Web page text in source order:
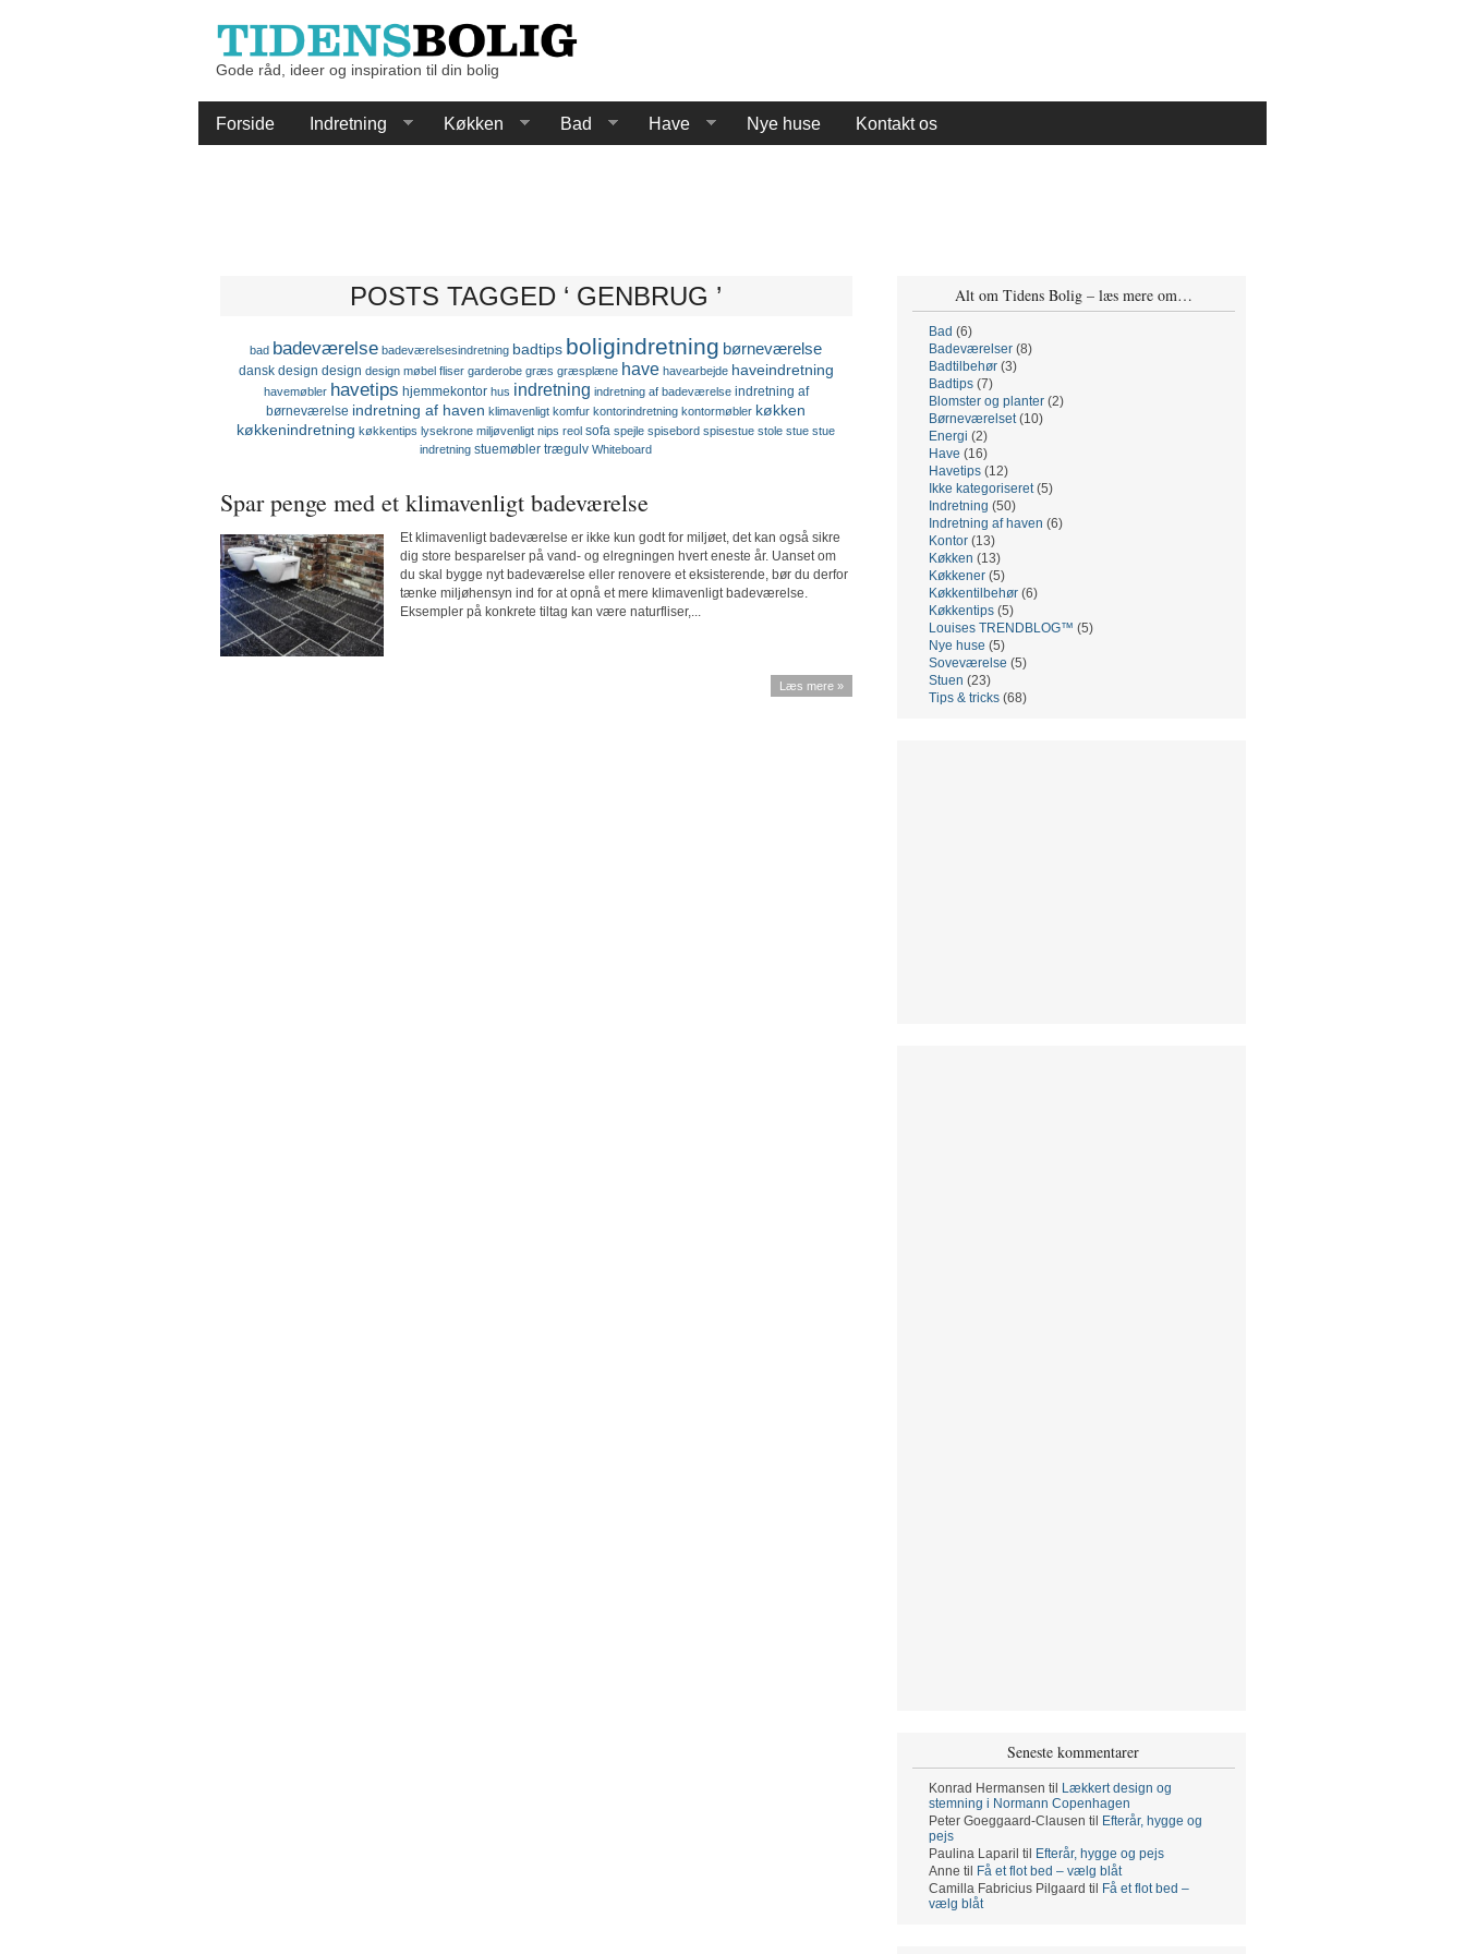
Gode råd, ideer og inspiration til din bolig
Forside Indretning Køkken Bad Have Nye huse Kontakt os
POSTS TAGGED ‘ GENBRUG ’
bad badeværelse badeværelsesindretning badtips boligindretning børneværelse
dansk design design design møbel fliser garderobe græs græsplæne have havearbejde haveindretning
havemøbler havetips hjemmekontor hus indretning indretning af badeværelse indretning af
børneværelse indretning af haven klimavenligt komfur kontorindretning kontormøbler køkken
køkkenindretning køkkentips lysekrone miljøvenligt nips reol sofa spejle spisebord spisestue stole stue stue
indretning stuemøbler trægulv Whiteboard
Spar penge med et klimavenligt badeværelse
Et klimavenligt badeværelse er ikke kun godt for miljøet, det kan også sikre
dig store besparelser på vand- og elregningen hvert eneste år. Uanset om
du skal bygge nyt badeværelse eller renovere et eksisterende, bør du derfor
tænke miljøhensyn ind for at opnå et mere klimavenligt badeværelse.
Eksempler på konkrete tiltag kan være naturfliser,...
Læs mere »
Alt om Tidens Bolig – læs mere om…
Bad (6)
Badeværelser(8)
Badtilbehør(3)
Badtips(7)
Blomster og planter(2)
Børneværelset(10)
Energi (2)
Have (16)
Havetips(12)
Ikke kategoriseret(5)
Indretning (50)
Indretning af haven (6)
Kontor(13)
Køkken (13)
Køkkener(5)
Køkkentilbehør(6)
Køkkentips(5)
Louises TRENDBLOG™ (5)
Nye huse (5)
Soveværelse (5)
Stuen (23)
Tips & tricks(68)
Seneste kommentarer
Konrad Hermansen til
Lækkert design og
stemning i Normann Copenhagen
Peter Goeggaard-Clausen til
Efterår, hygge og
pejs
Paulina Laparil til
Efterår, hygge og pejs
Anne til
Få et flot bed – vælg blåt
Camilla Fabricius Pilgaard til
Få et flot bed –
vælg blåt